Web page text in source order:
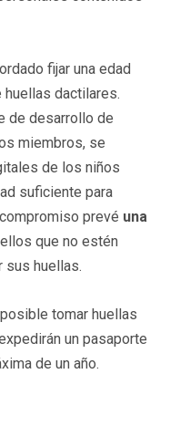
fijar una edad
huellas dactilares.
de desarrollo de
miembros, se
de los niños
suficiente para
prevé una
que no estén
sus huellas.
tomar huellas
un pasaporte
de un año.